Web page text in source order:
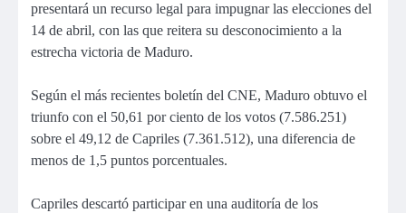
presentará un recurso legal para impugnar las elecciones del
14 de abril, con las que reitera su desconocimiento a la
estrecha victoria de Maduro.
Según el más recientes boletín del CNE, Maduro obtuvo el
triunfo con el 50,61 por ciento de los votos (7.586.251)
sobre el 49,12 de Capriles (7.361.512), una diferencia de
menos de 1,5 puntos porcentuales.
Capriles descartó participar en una auditoría de los